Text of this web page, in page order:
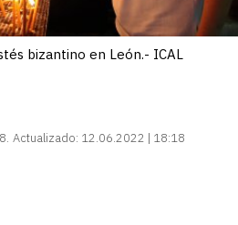
bizantino en León.- ICAL
Actualizado: 12.06.2022 | 18:18